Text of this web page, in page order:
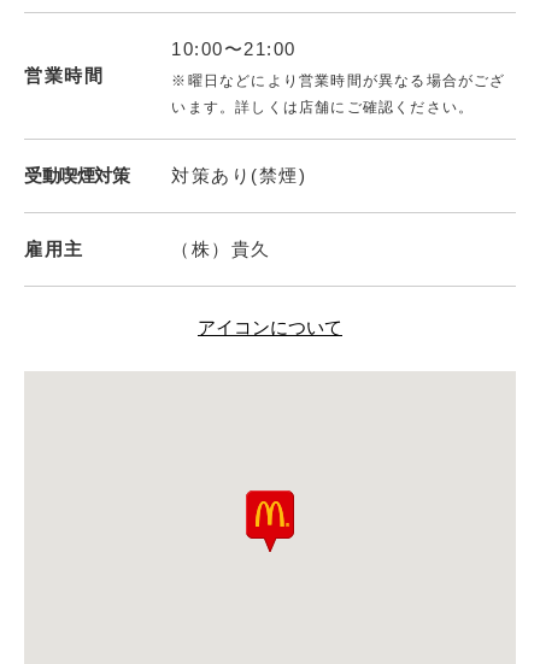
営業時間
10:00〜21:00
※曜日などにより営業時間が異なる場合がござ
います。詳しくは店舗にご確認ください。
受動喫煙対策 対策あり(禁煙)
雇用主 （株）貴久
アイコンについて